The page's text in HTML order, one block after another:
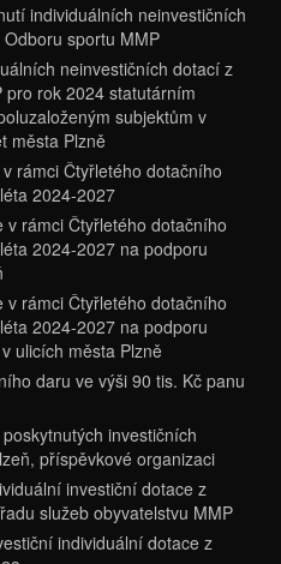
individuálních neinvestičních
sportu MMP
neinvestičních dotací z
pro rok 2024 statutárním
subjektům v
města Plzně
rámci Čtyřletého dotačního
2024-2027
rámci Čtyřletého dotačního
2024-2027 na podporu
rámci Čtyřletého dotačního
2024-2027 na podporu
ulicích města Plzně
daru ve výši 90 tis. Kč panu
investičních
příspěvkové organizaci
investiční dotace z
služeb obyvatelstvu MMP
individuální dotace z